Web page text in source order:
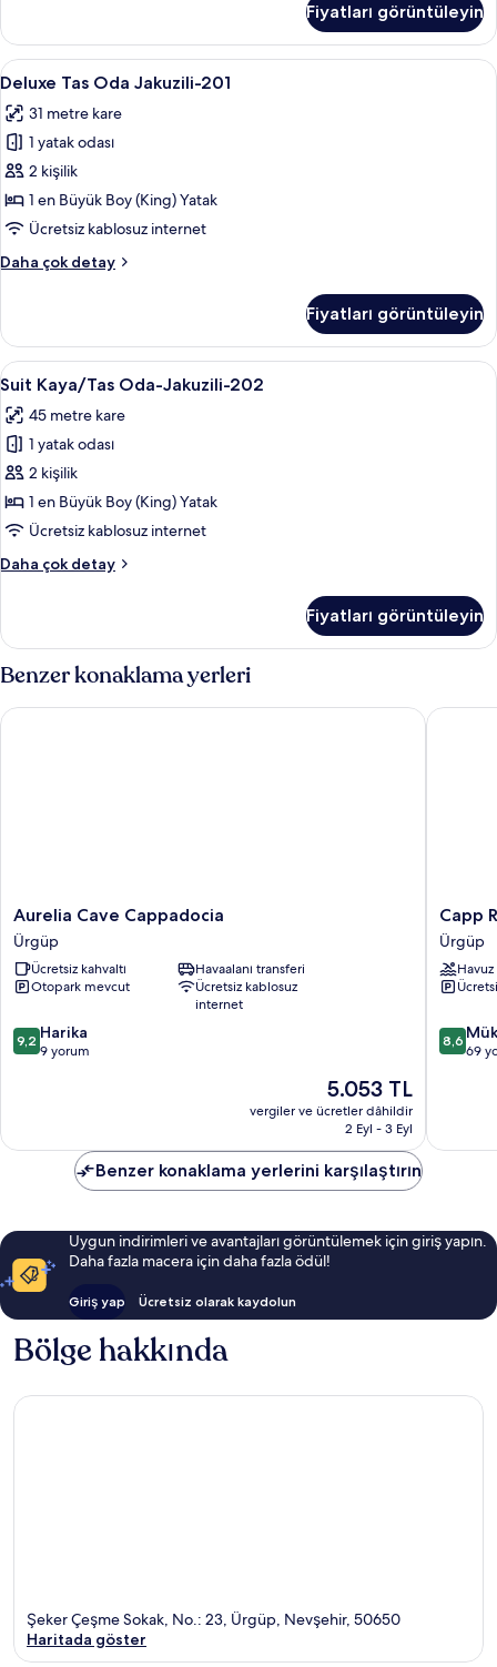
Odasi-
109
hakkında
fazla
detay
Fiyatları görüntüleyin
Deluxe
Tas
Oda
Jakuzili-
201
için
tüm
görün
Deluxe Tas Oda Jakuzili-201 | Kaliteli
6
Deluxe Tas Oda Jakuzili-201
31 metre kare
1 yatak odası
2 kişilik
1 en Büyük Boy (King) Yatak
Ücretsiz kablosuz internet
Daha çok detay
Deluxe
201
hakkında
daha
detay
Fiyatları görüntüleyin
Suit
Kaya/Tas
Oda-
Jakuzili-
202
için
tüm
görün
Suit Kaya/Tas Oda-Jakuzili-202 |
10
Suit Kaya/Tas Oda-Jakuzili-202
45 metre kare
1 yatak odası
2 kişilik
1 en Büyük Boy (King) Yatak
Ücretsiz kablosuz internet
Daha çok detay
Suit
202
hakkında
daha
fazla
detay
Fiyatları görüntüleyin
Benzer konaklama yerleri
Aurelia
Cave
Cappadocia
Ürgüp
Aurelia Cave Cappadocia
Ürgüp
Ücretsiz kahvaltı
Havaalanı transferi
Otopark mevcut
Ücretsiz kablosuz
internet
10
üzerinden
9,2 Harika
9 yorum
Güncel
fiyat:
5.053 TL
5.053 TL
vergiler ve ücretler dâhildir
2 Eyl - 3 Eyl
Aurelia Cave Cappadocia
Capp
Royal
Cave
Hotel
Ürgüp
Capp
Ürgüp
Havuz
10
8,6
69
Capp
Benzer konaklama yerlerini karşılaştırın
Uygun indirimleri ve avantajları görüntülemek için giriş yapın.
Daha fazla macera için daha fazla ödül!
Giriş yap Ücretsiz olarak kaydolun
Bölge hakkında
Şeker Çeşme Sokak, No.: 23, Ürgüp, Nevşehir, 50650
Haritada göster